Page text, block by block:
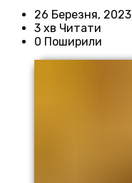
26 Березня, 2023
3 хв Читати
0 Поширили